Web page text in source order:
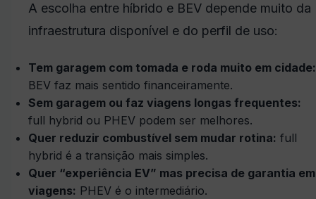
A escolha entre híbrido e BEV depende muito da
infraestrutura disponível e do perfil de uso:
Tem garagem com tomada e roda muito em cidade:
BEV faz mais sentido financeiramente.
Sem garagem ou faz viagens longas frequentes:
full hybrid ou PHEV podem ser melhores.
Quer reduzir combustível sem mudar rotina: full
hybrid é a transição mais simples.
Quer “experiência EV” mas precisa de garantia em
viagens: PHEV é o intermediário.